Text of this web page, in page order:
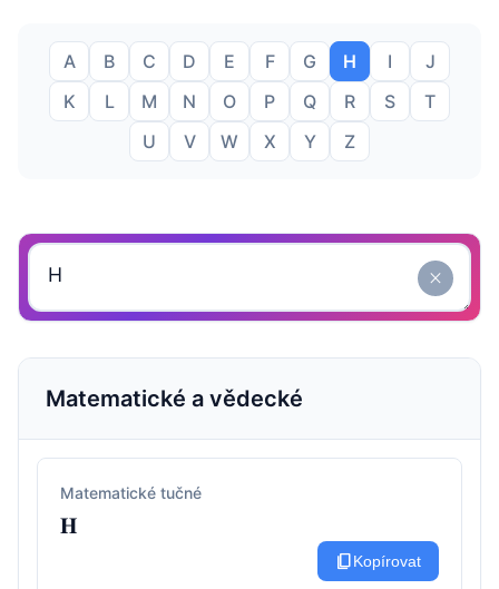
A B C D E F G H I
J
K
L M N O P Q R S
T
U
V W X Y Z
close
Matematické a vědecké
Matematické tučné
𝐇
content_copyKopírovat